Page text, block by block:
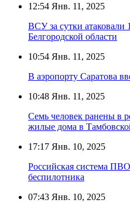
12:54 Янв. 11, 2025
ВСУ за сутки атаковали
Белгородской области
10:54 Янв. 11, 2025
В аэропорту Саратова
10:48 Янв. 11, 2025
Семь человек ранены в
жилые дома в
17:17 Янв. 10, 2025
Российская система
беспилотника
07:43 Янв. 10, 2025